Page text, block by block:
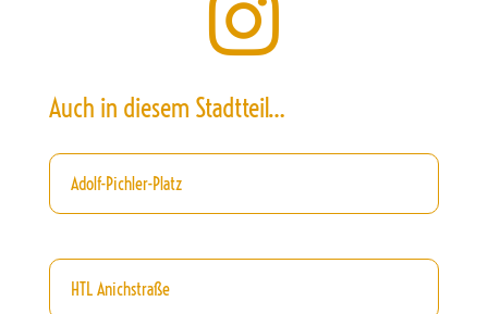

Auch in diesem Stadtteil…
Adolf-Pichler-Platz
HTL Anichstraße